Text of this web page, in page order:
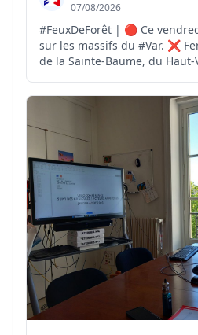
07/08/2026
#FeuxDeForêt | 🔴 Ce
sur les massifs du #Var. ❌ Fermeture des massifs
de la Sainte-Baume, du
des massifs des Monts
des Maures, du Centre-Var